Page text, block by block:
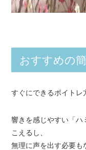
おすすめの
すぐにできるボイトレ
響きを感じやすい「ハ
こえるし、
無理に声を出す必要も